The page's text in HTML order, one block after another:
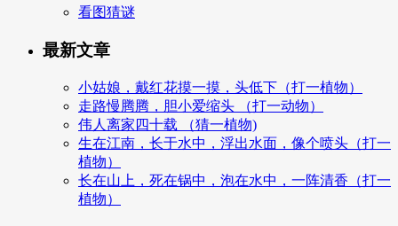
看图猜谜
最新文章
小姑娘，戴红花摸一摸，头低下（打一植物）
走路慢腾腾，胆小爱缩头 （打一动物）
伟人离家四十载 （猜一植物)
生在江南，长于水中，浮出水面，像个喷头（打一
植物）
长在山上，死在锅中，泡在水中，一阵清香（打一
植物）